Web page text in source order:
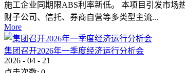
施工企业同期限ABS利率新低。 本项目引发市场
财子公司、信托、券商自营等多类型主流...
More
集团召开2026年一季度经济运行分析会
2026 - 04 - 21